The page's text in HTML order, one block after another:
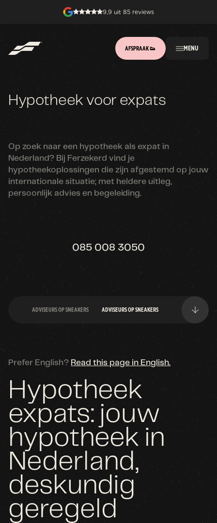
9,9 uit 85 reviews
AFSPRAAK 👟 MENU
Hypotheek voor expats
Op zoek naar een hypotheek als expat in
Nederland? Bij Ferzekerd vind je
hypotheekoplossingen die zijn afgestemd op jouw
internationale situatie; met heldere uitleg,
persoonlijk advies en begeleiding.
085 008 3050
ADVISEURS OP SNEAKERS ADVISEURS OP SNEAKERS
Prefer English? Read this page in English.
Hypotheek
expats: jouw
hypotheek in
Nederland,
deskundig
geregeld